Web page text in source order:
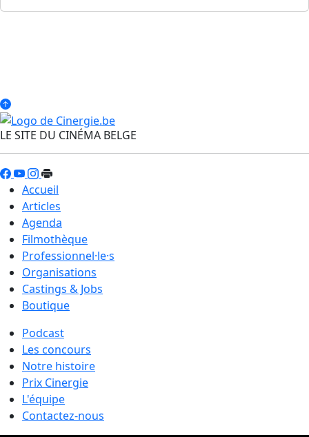
LE SITE DU CINÉMA BELGE
Accueil
Articles
Agenda
Filmothèque
Professionnel·le·s
Organisations
Castings & Jobs
Boutique
Podcast
Les concours
Notre histoire
Prix Cinergie
L'équipe
Contactez-nous